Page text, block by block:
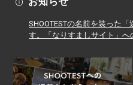
SHOOTESTの名前を装った
す。「なりすましサイト」へ